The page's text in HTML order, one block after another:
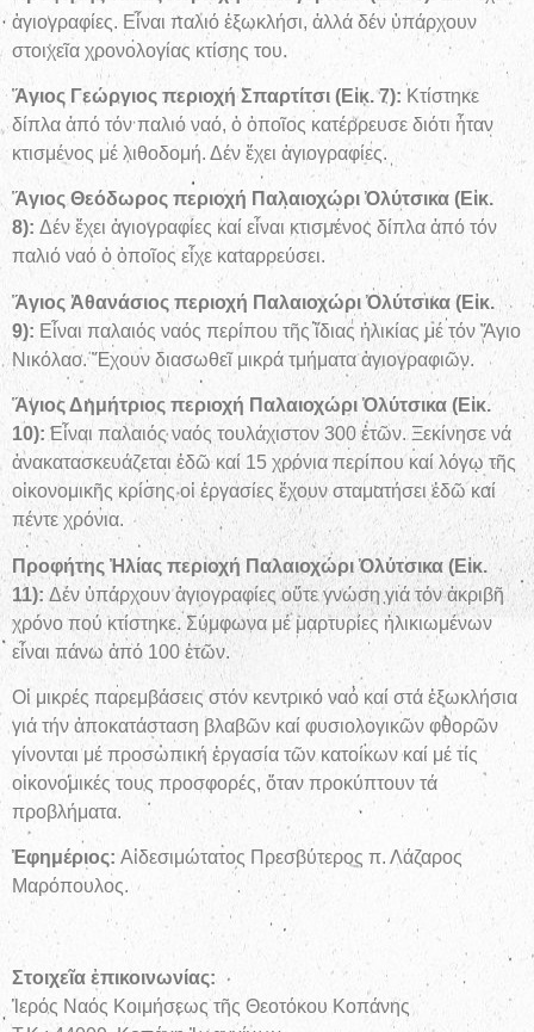
ἁγιογραφίες. Εἶναι παλιό ἐξωκλήσι, ἀλλά δέν ὑπάρχουν
στοιχεῖα χρονολογίας κτίσης του.
Ἅγιος Γεώργιος περιοχή Σπαρτίτσι (Εἰκ. 7): Κτίστηκε
δίπλα ἀπό τόν παλιό ναό, ὁ ὁποῖος κατέρρευσε διότι ἦταν
κτισμένος μέ λιθοδομή. Δέν ἔχει ἁγιογραφίες.
Ἅγιος Θεόδωρος περιοχή Παλαιοχώρι Ὀλύτσικα (Εἰκ.
8): Δέν ἔχει ἁγιογραφίες καί εἶναι κτισμένος δίπλα ἀπό τόν
παλιό ναό ὁ ὁποῖος εἶχε καταρρεύσει.
Ἅγιος Ἀθανάσιος περιοχή Παλαιοχώρι Ὀλύτσικα (Εἰκ.
9): Εἶναι παλαιός ναός περίπου τῆς ἴδιας ἡλικίας μέ τόν Ἅγιο
Νικόλαο. Ἔχουν διασωθεῖ μικρά τμήματα ἁγιογραφιῶν.
Ἅγιος Δημήτριος περιοχή Παλαιοχώρι Ὀλύτσικα (Εἰκ.
10): Εἶναι παλαιός ναός τουλάχιστον 300 ἐτῶν. Ξεκίνησε νά
ἀνακατασκευάζεται ἐδῶ καί 15 χρόνια περίπου καί λόγῳ τῆς
οἰκονομικῆς κρίσης οἱ ἐργασίες ἔχουν σταματήσει ἐδῶ καί
πέντε χρόνια.
Προφήτης Ἠλίας περιοχή Παλαιοχώρι Ὀλύτσικα (Εἰκ.
11): Δέν ὑπάρχουν ἁγιογραφίες οὔτε γνώση γιά τόν ἀκριβῆ
χρόνο πού κτίστηκε. Σύμφωνα μέ μαρτυρίες ἡλικιωμένων
εἶναι πάνω ἀπό 100 ἐτῶν.
Οἱ μικρές παρεμβάσεις στόν κεντρικό ναό καί στά ἐξωκλήσια
γιά τήν ἀποκατάσταση βλαβῶν καί φυσιολογικῶν φθορῶν
γίνονται μέ προσωπική ἐργασία τῶν κατοίκων καί μέ τίς
οἰκονομικές τους προσφορές, ὅταν προκύπτουν τά
προβλήματα.
Ἐφημέριος: Αἰδεσιμώτατος Πρεσβύτερος π. Λάζαρος
Μαρόπουλος.
Στοιχεῖα ἐπικοινωνίας:
Ἱερός Ναός Κοιμήσεως τῆς Θεοτόκου Κοπάνης